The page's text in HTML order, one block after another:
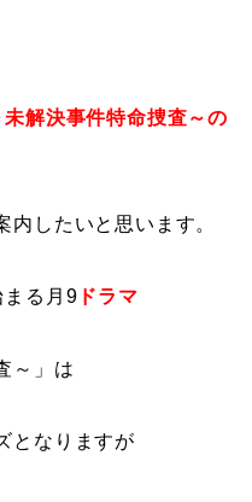
未解決事件特命捜査～の
内したいと思います。
まる月9 ドラマ
～」は
となりますが